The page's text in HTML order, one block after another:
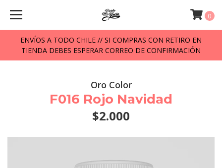
ENVÍOS A TODO CHILE // SI COMPRAS CON RETIRO EN
TIENDA DEBES ESPERAR CORREO DE CONFIRMACIÓN
0
Oro Color
F016 Rojo Navidad
$2.000